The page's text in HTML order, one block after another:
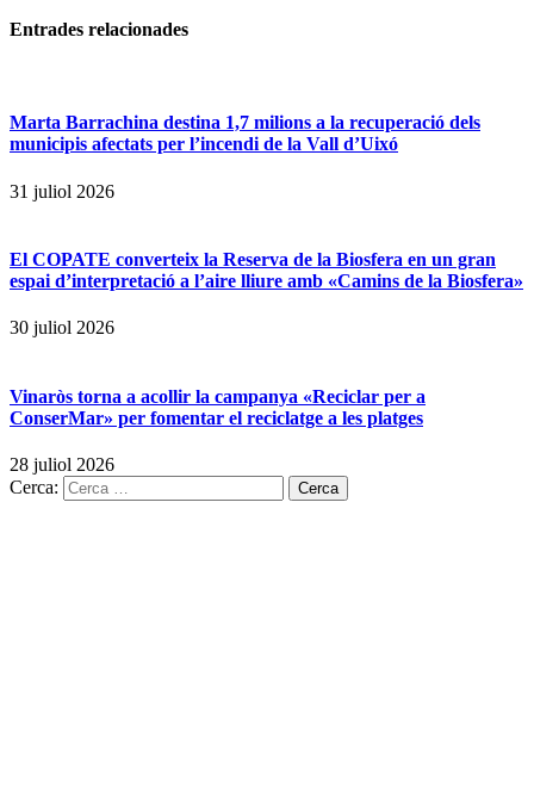
Entrades relacionades
Marta Barrachina destina 1,7 milions a la recuperació dels
municipis afectats per l’incendi de la Vall d’Uixó
31 juliol 2026
El COPATE converteix la Reserva de la Biosfera en un gran
espai d’interpretació a l’aire lliure amb «Camins de la Biosfera»
30 juliol 2026
Vinaròs torna a acollir la campanya «Reciclar per a
ConserMar» per fomentar el reciclatge a les platges
28 juliol 2026
Cerca: